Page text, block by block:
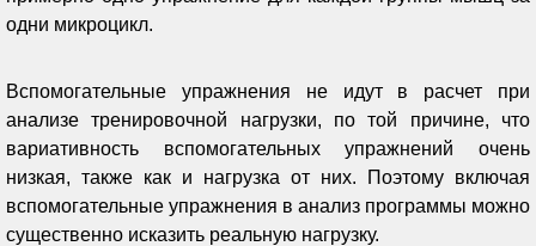
одни микроцикл.
Вспомогательные упражнения не идут в расчет при
анализе тренировочной нагрузки, по той причине, что
вариативность вспомогательных упражнений очень
низкая, также как и нагрузка от них. Поэтому включая
вспомогательные упражнения в анализ программы можно
существенно исказить реальную нагрузку.